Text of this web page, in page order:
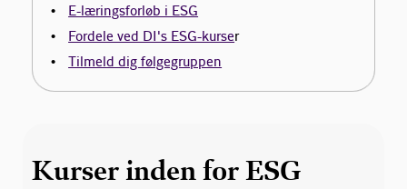
E-læringsforløb i ESG
Fordele ved DI's ESG-kurser
Tilmeld dig følgegruppen
Kurser inden for ESG